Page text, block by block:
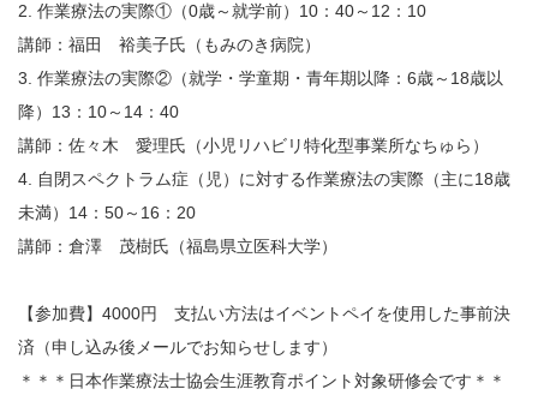
2. 作業療法の実際①（0歳～就学前）10：40～12：10
講師：福田 裕美子氏（もみのき病院）
3. 作業療法の実際②（就学・学童期・青年期以降：6歳～18歳以
降）13：10～14：40
講師：佐々木 愛理氏（小児リハビリ特化型事業所なちゅら）
4. 自閉スペクトラム症（児）に対する作業療法の実際（主に18歳
未満）14：50～16：20
講師：倉澤 茂樹氏（福島県立医科大学）
【参加費】4000円 支払い方法はイベントペイを使用した事前決
済（申し込み後メールでお知らせします）
＊＊＊日本作業療法士協会生涯教育ポイント対象研修会です＊＊